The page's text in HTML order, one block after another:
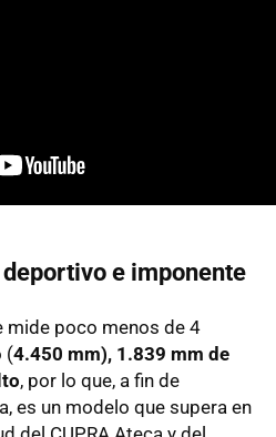
e imponente
mide poco menos de 4
(4.450 mm), 1.839 mm de
, por lo que, a fin de
es un modelo que supera en